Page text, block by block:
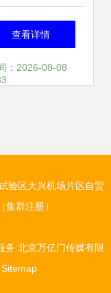
模板图片——
服务的视觉策
查看详情
：2026-08-08
验区大兴机场片区自贸
群注册）
务 北京万亿门传媒有限
Sitemap